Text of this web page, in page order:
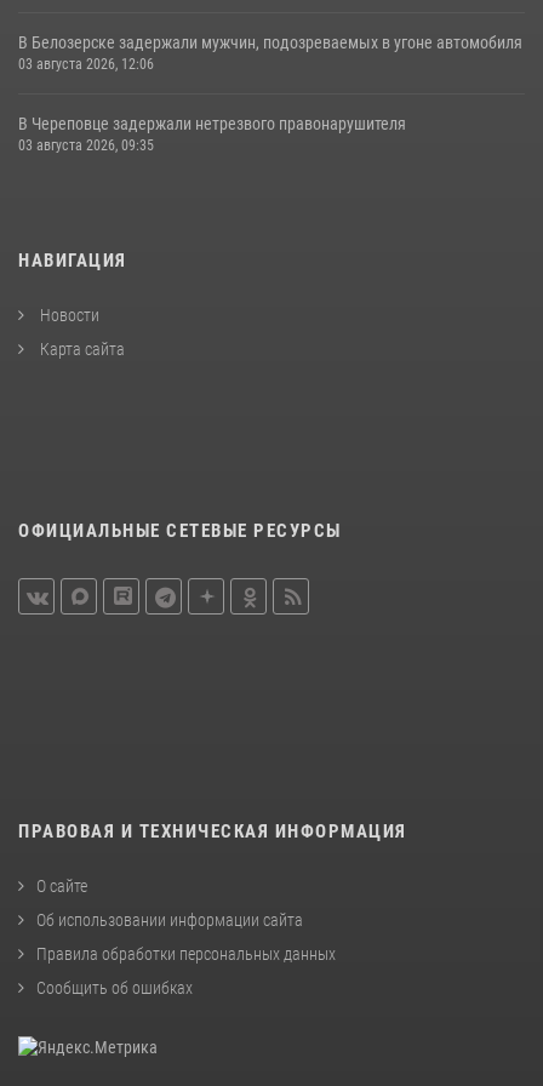
В Белозерске задержали мужчин, подозреваемых в угоне автомобиля
03 августа 2026, 12:06
В Череповце задержали нетрезвого правонарушителя
03 августа 2026, 09:35
НАВИГАЦИЯ
Новости
Карта сайта
ОФИЦИАЛЬНЫЕ СЕТЕВЫЕ РЕСУРСЫ
ПРАВОВАЯ И ТЕХНИЧЕСКАЯ ИНФОРМАЦИЯ
О сайте
Об использовании информации сайта
Правила обработки персональных данных
Сообщить об ошибках